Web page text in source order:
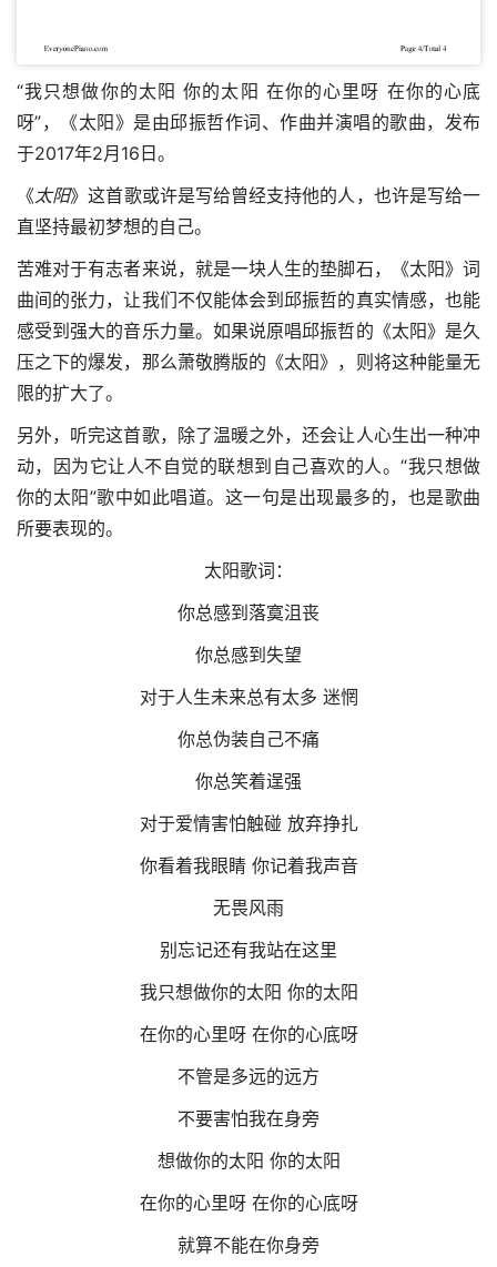
“我只想做你的太阳 你的太阳 在你的心里呀 在你的心底
呀”，《太阳》是由邱振哲作词、作曲并演唱的歌曲，发布
于2017年2月16日。
《太阳》这首歌或许是写给曾经支持他的人，也许是写给一
直坚持最初梦想的自己。
苦难对于有志者来说，就是一块人生的垫脚石，《太阳》词
曲间的张力，让我们不仅能体会到邱振哲的真实情感，也能
感受到强大的音乐力量。如果说原唱邱振哲的《太阳》是久
压之下的爆发，那么萧敬腾版的《太阳》，则将这种能量无
限的扩大了。
另外，听完这首歌，除了温暖之外，还会让人心生出一种冲
动，因为它让人不自觉的联想到自己喜欢的人。“我只想做
你的太阳”歌中如此唱道。这一句是出现最多的，也是歌曲
所要表现的。
太阳歌词：
你总感到落寞沮丧
你总感到失望
对于人生未来总有太多 迷惘
你总伪装自己不痛
你总笑着逞强
对于爱情害怕触碰 放弃挣扎
你看着我眼睛 你记着我声音
无畏风雨
别忘记还有我站在这里
我只想做你的太阳 你的太阳
在你的心里呀 在你的心底呀
不管是多远的远方
不要害怕我在身旁
想做你的太阳 你的太阳
在你的心里呀 在你的心底呀
就算不能在你身旁